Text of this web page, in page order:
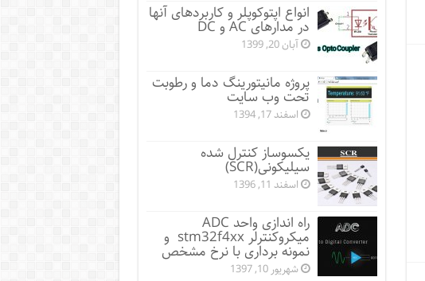
انواع اپتوکوپلر و کاربردهای آنها
در مدارهای AC و DC
آبان 20, 1399
پروژه مانيتورينگ دما و رطوبت
تحت وب سایت
اسفند 17, 1394
یکسوساز کنترل شده
سیلیکونی(SCR)
اسفند 11, 1396
راه اندازی واحد ADC
میکروکنترلر stm32f4xx و
نمونه برداری با نرخ مشخص
شهریور 10, 1397